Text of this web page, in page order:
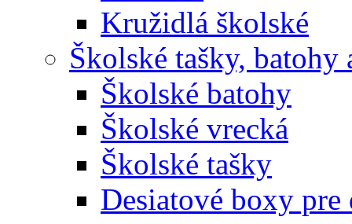
Kružidlá školské
Školské tašky, batohy
Školské batohy
Školské vrecká
Školské tašky
Desiatové boxy pre